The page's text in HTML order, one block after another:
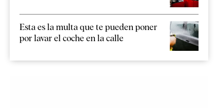
Esta es la multa que te pueden poner
por lavar el coche en la calle